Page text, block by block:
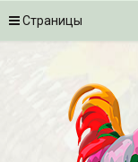
Страницы